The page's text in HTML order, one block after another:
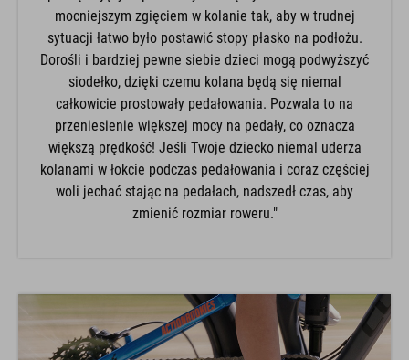
mocniejszym zgięciem w kolanie tak, aby w trudnej
sytuacji łatwo było postawić stopy płasko na podłożu.
Dorośli i bardziej pewne siebie dzieci mogą podwyższyć
siodełko, dzięki czemu kolana będą się niemal
całkowicie prostowały pedałowania. Pozwala to na
przeniesienie większej mocy na pedały, co oznacza
większą prędkość! Jeśli Twoje dziecko niemal uderza
kolanami w łokcie podczas pedałowania i coraz częściej
woli jechać stając na pedałach, nadszedł czas, aby
zmienić rozmiar roweru."